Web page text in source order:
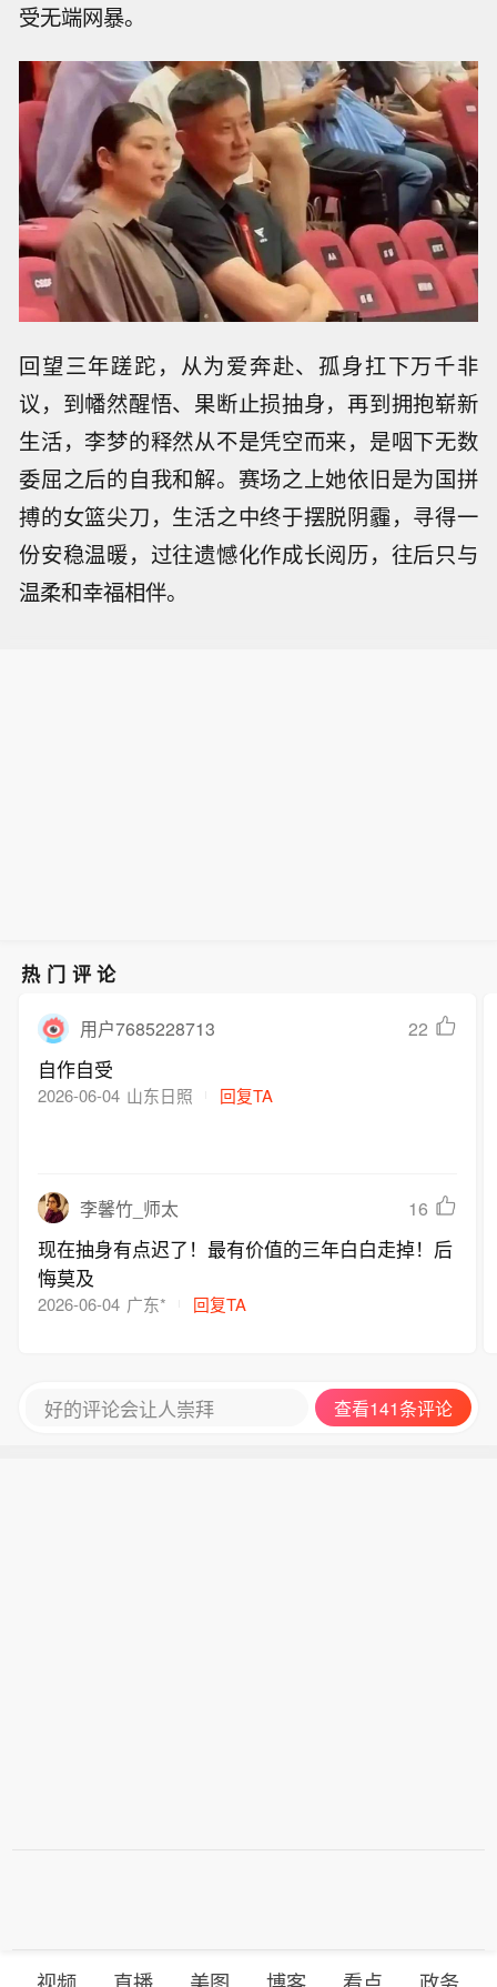
受无端网暴。
回望三年蹉跎，从为爱奔赴、孤身扛下万千非
议，到幡然醒悟、果断止损抽身，再到拥抱崭新
生活，李梦的释然从不是凭空而来，是咽下无数
委屈之后的自我和解。赛场之上她依旧是为国拼
搏的女篮尖刀，生活之中终于摆脱阴霾，寻得一
份安稳温暖，过往遗憾化作成长阅历，往后只与
温柔和幸福相伴。
热门评论
用户7685228713 22
自作自受
2026-06-04 山东日照 回复TA
李馨竹_师太 16
现在抽身有点迟了！最有价值的三年白白走掉！后
悔莫及
2026-06-04 广东* 回复TA
好的评论会让人崇拜 查看141条评论